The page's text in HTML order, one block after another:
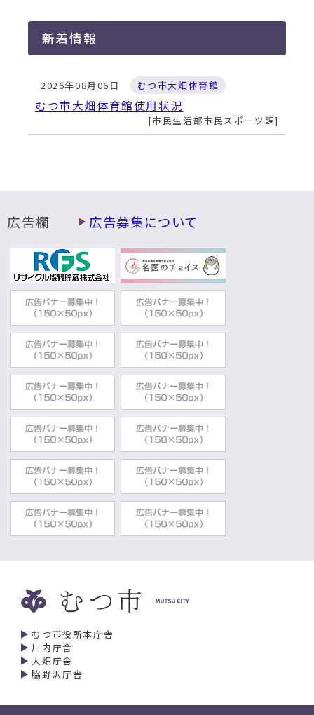
新着情報
2026年08月06日 むつ市大畑体育館
むつ市大畑体育館使用状況
市民生活部市民スポーツ課
広告欄 広告募集について
むつ市役所本庁舎
川内庁舎
大畑庁舎
脇野沢庁舎